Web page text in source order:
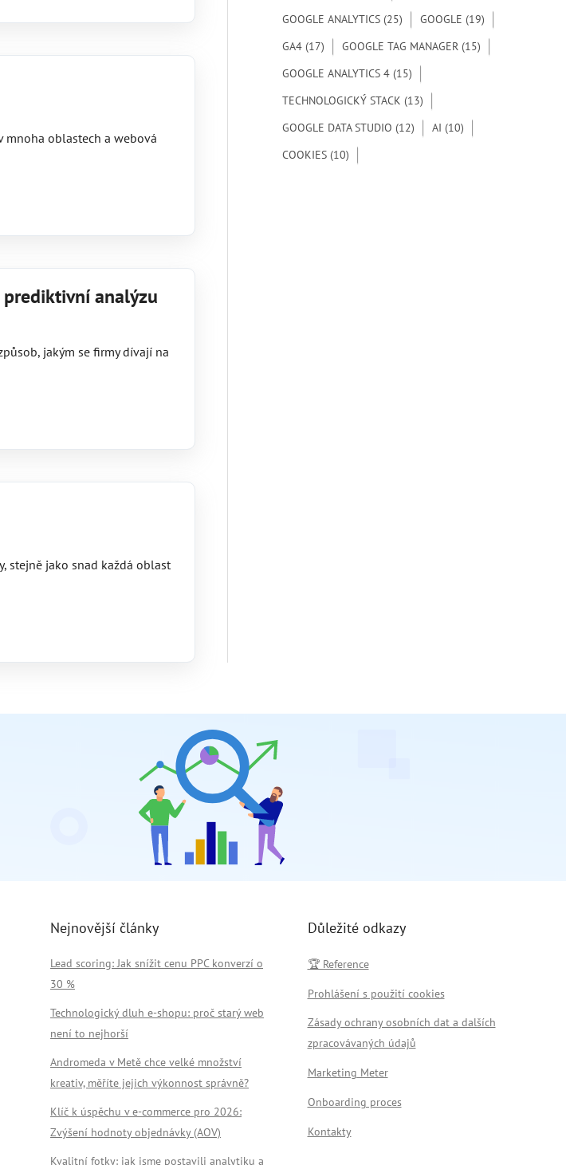
mnoha oblastech a webová
analýzu
jakým se firmy dívají na
stejně jako snad každá oblast
GOOGLE ANALYTICS (25) GOOGLE (19)
GA4 (17) GOOGLE TAG MANAGER (15)
GOOGLE ANALYTICS 4 (15)
TECHNOLOGICKÝ STACK (13)
GOOGLE DATA STUDIO (12) AI (10)
COOKIES (10)
Nejnovější články
Lead scoring: Jak snížit cenu PPC konverzí o
30 %
Technologický dluh e-shopu: proč starý web
není to nejhorší
Andromeda v Metě chce velké množství
kreativ, měříte jejich výkonnost správně?
Klíč k úspěchu v e-commerce pro 2026:
Zvýšení hodnoty objednávky (AOV)
Kvalitní fotky: jak jsme postavili analytiku a
Důležité odkazy
🏆 Reference
Prohlášení s použití cookies
Zásady ochrany osobních dat a dalších
zpracovávaných údajů
Marketing Meter
Onboarding proces
Kontakty